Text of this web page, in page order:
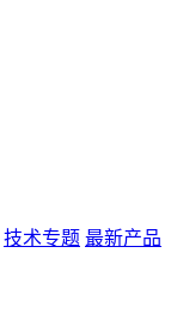
技术专题 最新产品